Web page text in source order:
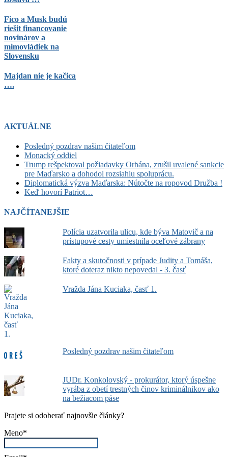
Fico a Musk budú
riešit financovanie
novinárov a
mimovládiek na
Slovensku
Majdan nie je kačica
….
AKTUÁLNE
Posledný pozdrav našim čitateľom
Monacký oddiel
Trump rešpektoval požiadavky Orbána, zrušil uvalené sankcie
pre Maďarsko a dohodol rozsiahlu spoluprácu.
Diplomatická výzva Maďarska: Nútočte na ropovod Družba !
Keď hovorí Patriot…
NAJČÍTANEJŠIE
Polícia uzatvorila ulicu, kde býva Matovič a na
prístupové cesty umiestnila oceľové zábrany
Fakty a skutočnosti v prípade Judity a Tomáša,
ktoré doteraz nikto nepovedal - 3. časť
Vražda Jána Kuciaka, časť 1.
Posledný pozdrav našim čitateľom
JUDr. Konkolovský - prokurátor, ktorý úspešne
vyrába z obetí trestných činov kriminálnikov ako
na bežiacom páse
Prajete si odoberať najnovšie články?
Meno*